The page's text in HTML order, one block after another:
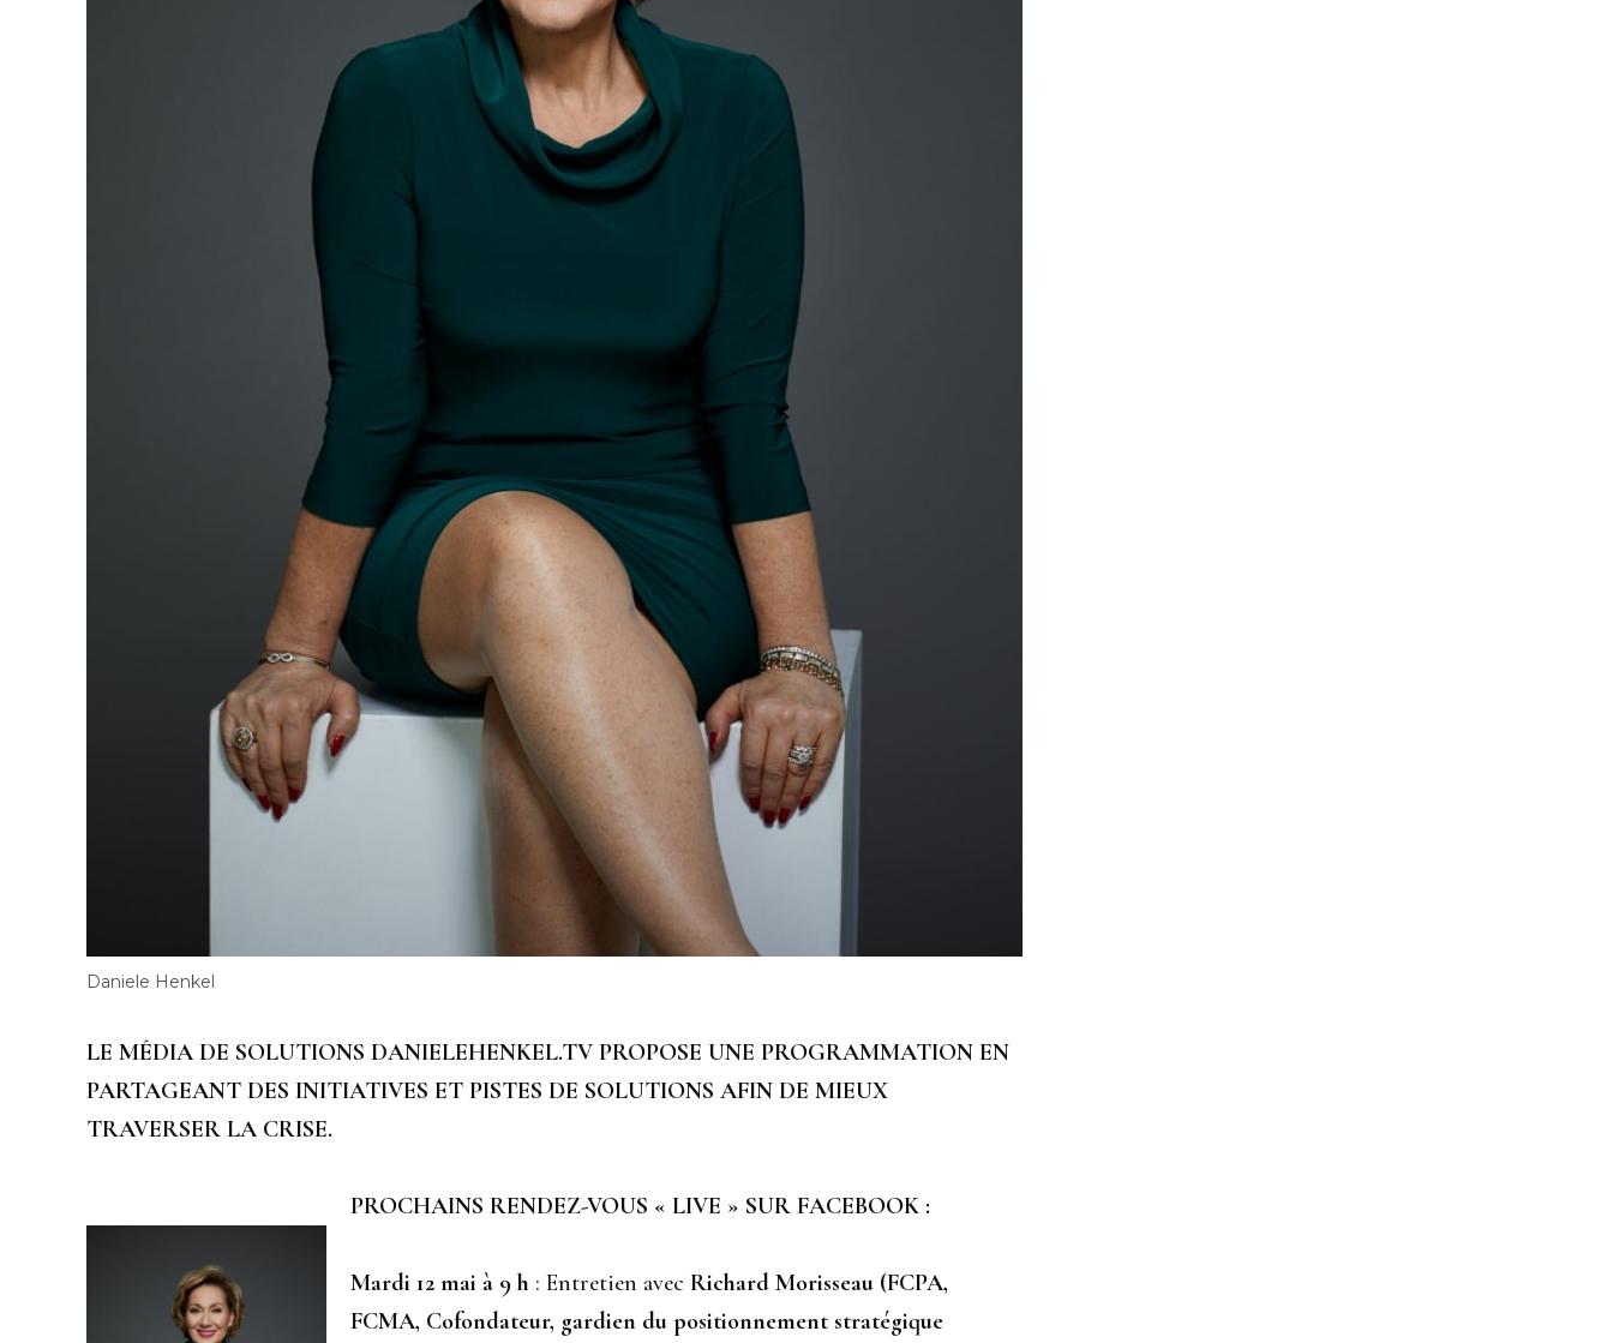
Daniele Henkel
LE MÉDIA DE SOLUTIONS DANIELEHENKEL.TV PROPOSE UNE PROGRAMMATION EN
PARTAGEANT DES INITIATIVES ET PISTES DE SOLUTIONS AFIN DE MIEUX
TRAVERSER LA CRISE.
PROCHAINS RENDEZ-VOUS « LIVE » SUR FACEBOOK :
Mardi 12 mai à 9 h : Entretien avec Richard Morisseau (FCPA,
FCMA, Cofondateur, gardien du positionnement stratégique